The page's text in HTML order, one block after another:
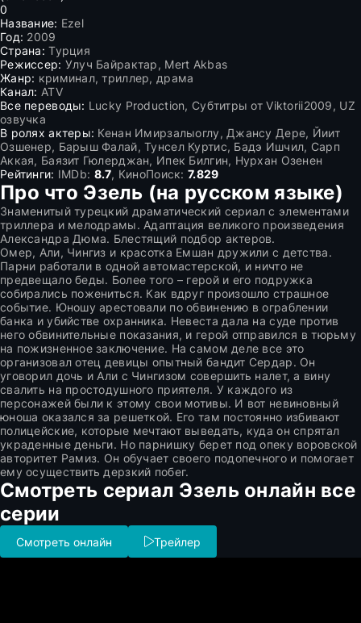
0
Название: Ezel
Год: 2009
Страна: Турция
Режиссер: Улуч Байрактар, Mert Akbas
Жанр: криминал, триллер, драма
Канал: ATV
Все переводы: Lucky Production, Субтитры от Viktorii2009, UZ
озвучка
В ролях актеры: Кенан Имирзалыоглу, Джансу Дере, Йиит
Озшенер, Барыш Фалай, Тунсел Куртис, Бадэ Ишчил, Сарп
Аккая, Баязит Гюлерджан, Ипек Билгин, Нурхан Озенен
Рейтинги: IMDb: 8.7, КиноПоиск: 7.829
Про что Эзель (на русском языке)
Знаменитый турецкий драматический сериал с элементами
триллера и мелодрамы. Адаптация великого произведения
Александра Дюма. Блестящий подбор актеров.
Омер, Али, Чингиз и красотка Емшан дружили с детства.
Парни работали в одной автомастерской, и ничто не
предвещало беды. Более того – герой и его подружка
собирались пожениться. Как вдруг произошло страшное
событие. Юношу арестовали по обвинению в ограблении
банка и убийстве охранника. Невеста дала на суде против
него обвинительные показания, и герой отправился в тюрьму
на пожизненное заключение. На самом деле все это
организовал отец девицы опытный бандит Сердар. Он
уговорил дочь и Али с Чингизом совершить налет, а вину
свалить на простодушного приятеля. У каждого из
персонажей были к этому свои мотивы. И вот невиновный
юноша оказался за решеткой. Его там постоянно избивают
полицейские, которые мечтают выведать, куда он спрятал
украденные деньги. Но парнишку берет под опеку воровской
авторитет Рамиз. Он обучает своего подопечного и помогает
ему осуществить дерзкий побег.
Смотреть сериал Эзель онлайн все
серии
Смотреть онлайн Трейлер